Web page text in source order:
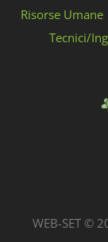
Risorse Umane
Tecnici/
WEB-SET ©